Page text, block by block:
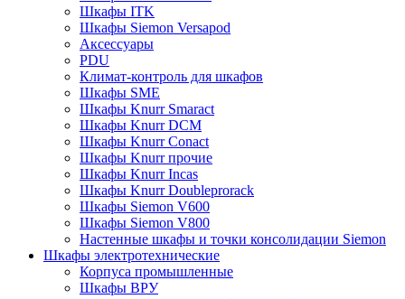
Шкафы ITK
Шкафы Siemon Versapod
Аксессуары
PDU
Климат-контроль для шкафов
Шкафы SME
Шкафы Knurr Smaract
Шкафы Knurr DCM
Шкафы Knurr Conact
Шкафы Knurr прочие
Шкафы Knurr Incas
Шкафы Knurr Doubleprorack
Шкафы Siemon V600
Шкафы Siemon V800
Настенные шкафы и точки консолидации Siemon
Шкафы электротехнические
Корпуса промышленные
Шкафы ВРУ